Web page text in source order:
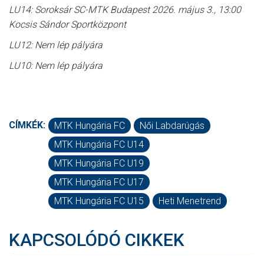
LU14: Soroksár SC-MTK Budapest 2026. május 3., 13:00
Kocsis Sándor Sportközpont
LU12: Nem lép pályára
LU10: Nem lép pályára
CÍMKÉK: MTK Hungária FC
Női Labdarúgás
MTK Hungária FC U14
MTK Hungária FC U19
MTK Hungária FC U17
MTK Hungária FC U15
Heti Menetrend
KAPCSOLÓDÓ CIKKEK